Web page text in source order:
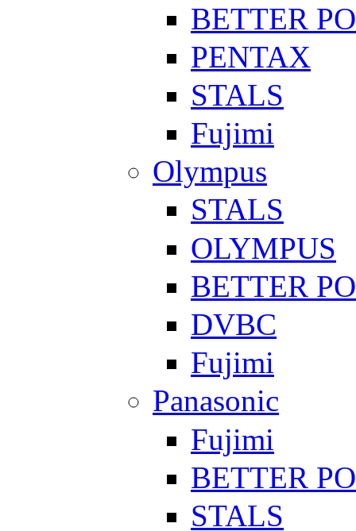
BETTER
PENTAX
STALS
Fujimi
Olympus
STALS
OLYMPUS
BETTER
DVBC
Fujimi
Panasonic
Fujimi
BETTER
STALS